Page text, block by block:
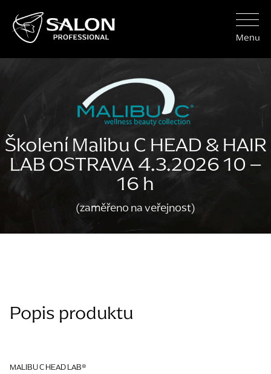
Menu
Školení Malibu C HEAD & HAIR
LAB OSTRAVA 4.3.2026 10 –
16 h
(zaměřeno na veřejnost)
Popis produktu
MALIBU C HEAD LAB®